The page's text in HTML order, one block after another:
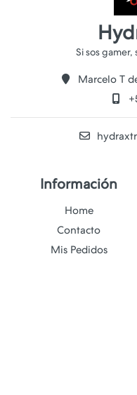
Marcelo T
Información
Home
Contacto
Mis Pedidos